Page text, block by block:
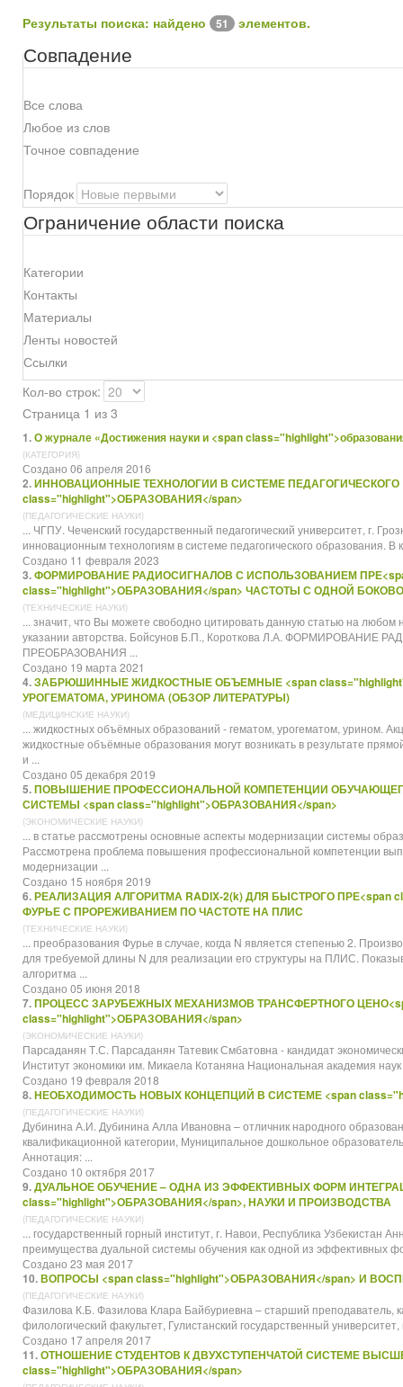
Результаты поиска: найдено 51 элементов.
Совпадение
Все слова
Любое из слов
Точное совпадение
Порядок
Ограничение области поиска
Категории
Контакты
Материалы
Ленты новостей
Ссылки
Кол-во строк:
Страница 1 из 3
1.О журнале «Достижения науки и <span
(КАТЕГОРИЯ)
Создано 06 апреля 2016
2.ИННОВАЦИОННЫЕ ТЕХНОЛОГИИ В СИСТЕМЕ ПЕДАГОГИЧЕСКОГО
class="highlight">ОБРАЗОВАНИЯ</span>
(ПЕДАГОГИЧЕСКИЕ НАУКИ)
... ЧГПУ. Чеченский государственный педагогический университет, г.
инновационным технологиям в системе педагогического образования. В
Создано 11 февраля 2023
3.ФОРМИРОВАНИЕ РАДИОСИГНАЛОВ С ИСПОЛЬЗОВАНИЕМ
class="highlight">ОБРАЗОВАНИЯ</span> ЧАСТОТЫ С ОДНОЙ
(ТЕХНИЧЕСКИЕ НАУКИ)
... значит, что Вы можете свободно цитировать данную статью на
указании авторства. Бойсунов Б.П., Короткова Л.А.
ПРЕОБРАЗОВАНИЯ ...
Создано 19 марта 2021
4.ЗАБРЮШИННЫЕ ЖИДКОСТНЫЕ ОБЪЕМНЫЕ <span
УРОГЕМАТОМА, УРИНОМА (ОБЗОР ЛИТЕРАТУРЫ)
(МЕДИЦИНСКИЕ НАУКИ)
... жидкостных объёмных образований - гематом, урогематом, урином.
жидкостные объёмные образования могут возникать в результате
и ...
Создано 05 декабря 2019
5.ПОВЫШЕНИЕ ПРОФЕССИОНАЛЬНОЙ КОМПЕТЕНЦИИ
СИСТЕМЫ <span class="highlight">ОБРАЗОВАНИЯ</span>
(ЭКОНОМИЧЕСКИЕ НАУКИ)
... в статье рассмотрены основные аспекты модернизации системы
Рассмотрена проблема повышения профессиональной компетенции
модернизации ...
Создано 15 ноября 2019
6.РЕАЛИЗАЦИЯ АЛГОРИТМА RADIX-2(k) ДЛЯ БЫСТРОГО ПРЕ<span
ФУРЬЕ С ПРОРЕЖИВАНИЕМ ПО ЧАСТОТЕ НА ПЛИС
(ТЕХНИЧЕСКИЕ НАУКИ)
... преобразования Фурье в случае, когда N является степенью 2.
для требуемой длины N для реализации его структуры на ПЛИС.
алгоритма ...
Создано 05 июня 2018
7.ПРОЦЕСС ЗАРУБЕЖНЫХ МЕХАНИЗМОВ ТРАНСФЕРТНОГО
class="highlight">ОБРАЗОВАНИЯ</span>
(ЭКОНОМИЧЕСКИЕ НАУКИ)
Парсаданян Т.С. Парсаданян Татевик Смбатовна - кандидат
Институт экономики им. Микаела Котаняна Национальная академия
Создано 19 февраля 2018
8.НЕОБХОДИМОСТЬ НОВЫХ КОНЦЕПЦИЙ В СИСТЕМЕ <span
(ПЕДАГОГИЧЕСКИЕ НАУКИ)
Дубинина А.И. Дубинина Алла Ивановна – отличник народного
квалификационной категории, Муниципальное дошкольное
Аннотация: ...
Создано 10 октября 2017
9.ДУАЛЬНОЕ ОБУЧЕНИЕ – ОДНА ИЗ ЭФФЕКТИВНЫХ ФОРМ
class="highlight">ОБРАЗОВАНИЯ</span>, НАУКИ И ПРОИЗВОДСТВА
(ПЕДАГОГИЧЕСКИЕ НАУКИ)
... государственный горный институт, г. Навои, Республика Узбекистан
преимущества дуальной системы обучения как одной из эффективных
Создано 23 мая 2017
10.ВОПРОСЫ <span class="highlight">ОБРАЗОВАНИЯ</span> И
(ПЕДАГОГИЧЕСКИЕ НАУКИ)
Фазилова К.Б. Фазилова Клара Байбуриевна – старший преподаватель,
филологический факультет, Гулистанский государственный университет,
Создано 17 апреля 2017
11.ОТНОШЕНИЕ СТУДЕНТОВ К ДВУХСТУПЕНЧАТОЙ СИСТЕМЕ
class="highlight">ОБРАЗОВАНИЯ</span>